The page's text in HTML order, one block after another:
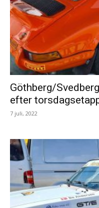
Göthberg/
efter
7 juli, 2022